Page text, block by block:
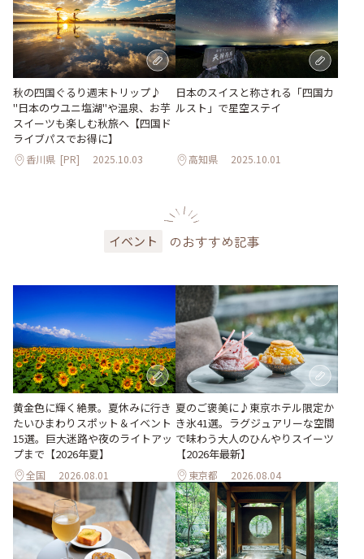
秋の四国ぐるり週末トリップ♪
"日本のウユニ塩湖"や温泉、お芋
スイーツも楽しむ秋旅へ【四国ド
ライブパスでお得に】
香川県 [PR] 2025.10.03
日本のスイスと称される「四国カ
ルスト」で星空ステイ
高知県 2025.10.01
イベント のおすすめ記事
黄金色に輝く絶景。夏休みに行き
たいひまわりスポット＆イベント
15選。巨大迷路や夜のライトアッ
プまで【2026年夏】
全国 2026.08.01
夏のご褒美に♪東京ホテル限定か
き氷41選。ラグジュアリーな空間
で味わう大人のひんやりスイーツ
【2026年最新】
東京都 2026.08.04